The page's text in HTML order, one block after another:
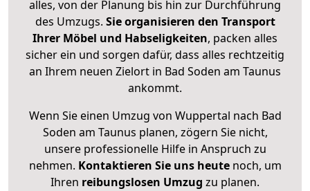
alles, von der Planung bis hin zur Durchführung
des Umzugs. Sie organisieren den Transport
Ihrer Möbel und Habseligkeiten, packen alles
sicher ein und sorgen dafür, dass alles rechtzeitig
an Ihrem neuen Zielort in Bad Soden am Taunus
ankommt.
Wenn Sie einen Umzug von Wuppertal nach Bad
Soden am Taunus planen, zögern Sie nicht,
unsere professionelle Hilfe in Anspruch zu
nehmen. Kontaktieren Sie uns heutenoch, um
Ihren reibungslosen Umzug zu planen.